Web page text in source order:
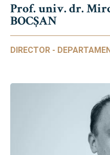
Prof. univ. dr.
BOCȘAN
DIRECTOR -